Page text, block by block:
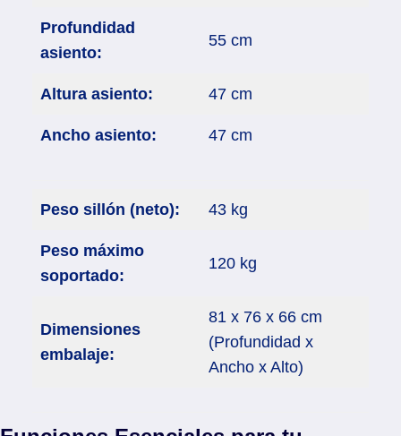
Profundidad
asiento:
55 cm
Altura asiento: 47 cm
Ancho asiento: 47 cm
Peso sillón (neto): 43 kg
Peso máximo
soportado:
120 kg
Dimensiones
embalaje:
81 x 76 x 66 cm
(Profundidad x
Ancho x Alto)